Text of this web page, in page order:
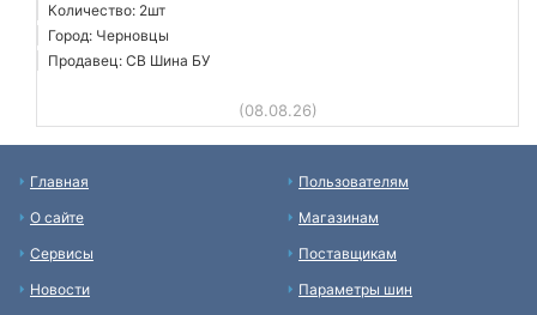
Количество: 2шт
Город: Черновцы
Продавец: СВ Шина БУ
(08.08.26)
Главная
О сайте
Сервисы
Новости
Пользователям
Магазинам
Поставщикам
Параметры шин